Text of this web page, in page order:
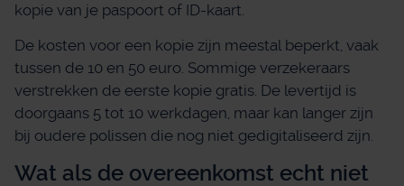
kopie van je paspoort of ID-kaart.
De kosten voor een kopie zijn meestal beperkt, vaak
tussen de 10 en 50 euro. Sommige verzekeraars
verstrekken de eerste kopie gratis. De levertijd is
doorgaans 5 tot 10 werkdagen, maar kan langer zijn
bij oudere polissen die nog niet gedigitaliseerd zijn.
Wat als de overeenkomst echt niet